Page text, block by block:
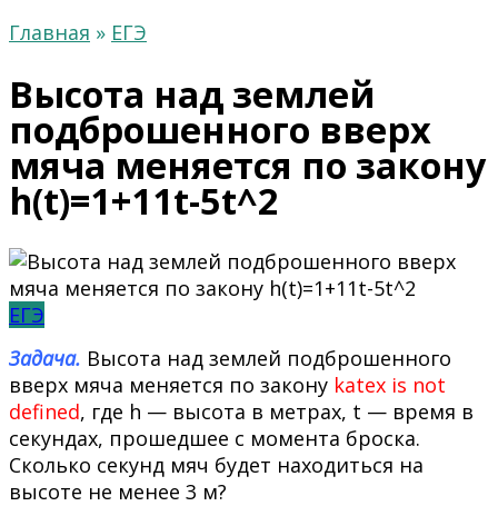
Главная » ЕГЭ
Высота над землей
подброшенного вверх
мяча меняется по закону
h(t)=1+11t-5t^2
ЕГЭ
Задача. Высота над землей подброшенного
вверх мяча меняется по закону katex is not
defined, где h — высота в метрах, t — время в
секундах, прошедшее с момента броска.
Сколько секунд мяч будет находиться на
высоте не менее 3 м?